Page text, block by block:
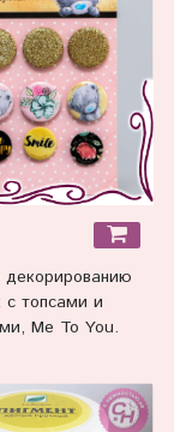
с топсами и
Me To You.